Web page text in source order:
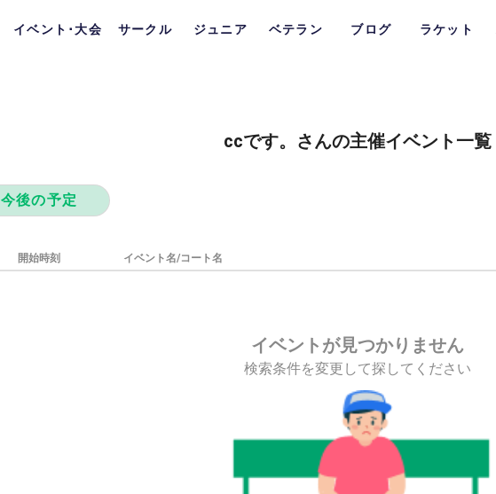
イベント･大会 サークル ジュニア ベテラン ブログ ラケット
ccです。さんの主催イベント一覧
今後の予定
開始時刻 イベント名/コート名
イベントが見つかりません
検索条件を変更して探してください